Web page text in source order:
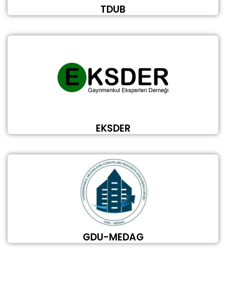
TDUB
EKSDER
GDU-MEDAG